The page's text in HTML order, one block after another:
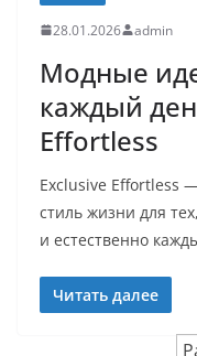
28.01.2026 admin
Модные
каждый
Effortless
Exclusive Effortless
стиль жизни для
и естественно
Читать далее